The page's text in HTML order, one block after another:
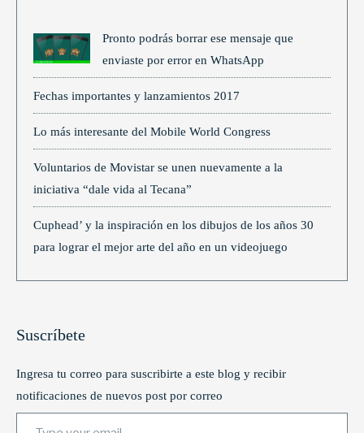
Pronto podrás borrar ese mensaje que
enviaste por error en WhatsApp
Fechas importantes y lanzamientos 2017
Lo más interesante del Mobile World Congress
Voluntarios de Movistar se unen nuevamente a la
iniciativa “dale vida al Tecana”
Cuphead’ y la inspiración en los dibujos de los años 30
para lograr el mejor arte del año en un videojuego
Suscríbete
Ingresa tu correo para suscribirte a este blog y recibir
notificaciones de nuevos post por correo
Type your email…